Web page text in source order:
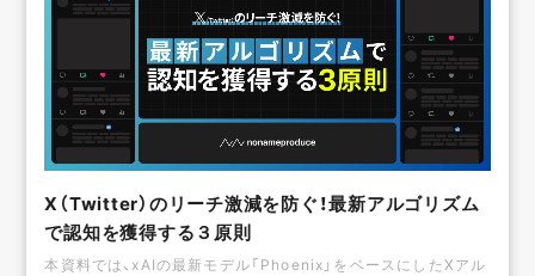
X（Twitter）のリーチ激減を防ぐ！最新アルゴリズム
で認知を獲得する３原則
本資料では、xAIの最新モデル「Phoenix」をベースにしたXアル